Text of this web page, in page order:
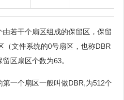
由若干个扇区组成的保留区，保留
（文件系统的0号扇区，也称DBR
区扇区个数为63。
第一个扇区一般叫做DBR,为512个